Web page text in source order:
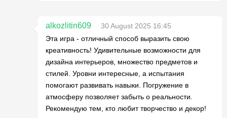
alkozlitin609
30 August 2025 16:45
Эта игра - отличный способ выразить свою
креативность! Удивительные возможности для
дизайна интерьеров, множество предметов и
стилей. Уровни интересные, а испытания
помогают развивать навыки. Погружение в
атмосферу позволяет забыть о реальности.
Рекомендую тем, кто любит творчество и декор!